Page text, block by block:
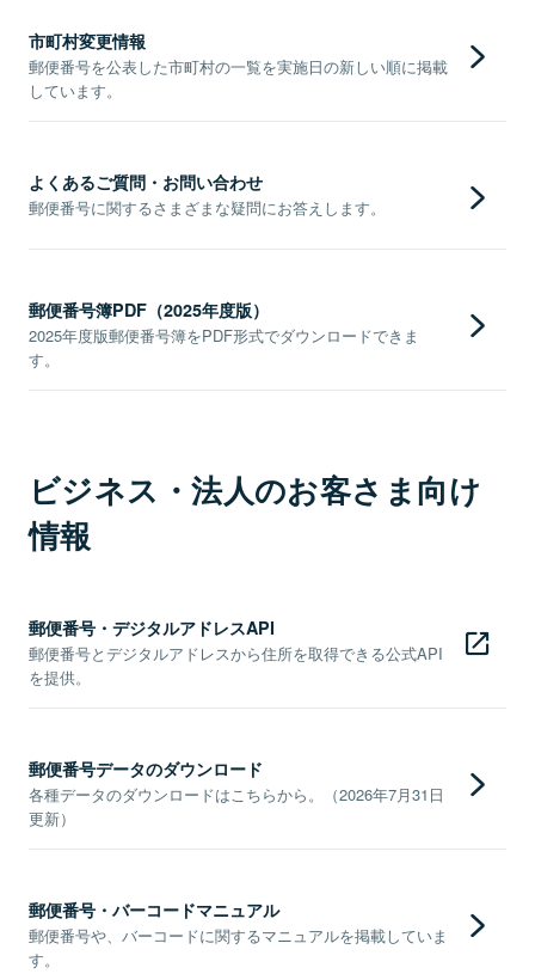
市町村変更情報
郵便番号を公表した市町村の一覧を実施日の新しい順に掲載
しています。
よくあるご質問・お問い合わせ
郵便番号に関するさまざまな疑問にお答えします。
郵便番号簿PDF（2025年度版）
2025年度版郵便番号簿をPDF形式でダウンロードできま
す。
ビジネス・法人のお客さま向け
情報
郵便番号・デジタルアドレスAPI
郵便番号とデジタルアドレスから住所を取得できる公式API
を提供。
郵便番号データのダウンロード
各種データのダウンロードはこちらから。（2026年7月31日
更新）
郵便番号・バーコードマニュアル
郵便番号や、バーコードに関するマニュアルを掲載していま
す。